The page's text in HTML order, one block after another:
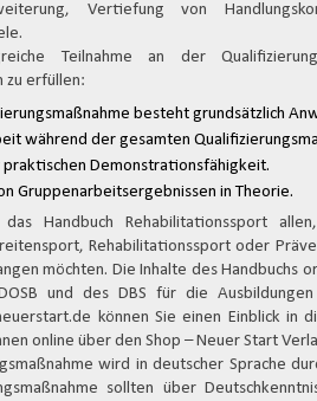
Vertiefung von
Teilnahme an der
zu erfüllen:
besteht grundsätzlich
während der gesamten
praktischen Demonstrationsfähigkeit.
Gruppenarbeitsergebnissen in Theorie.
Handbuch Rehabilitationssport
Rehabilitationssport oder
möchten. Die Inhalte des Handbuchs
und des DBS für die
können Sie einen Einblick in
online über den Shop – Neuer Start
wird in deutscher Sprache
sollten über